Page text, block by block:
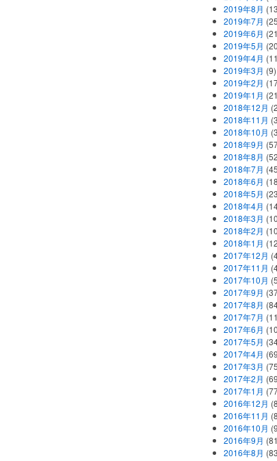
2019年8月
2019年7月
2019年6月
2019年5月
2019年4月
2019年3月 (9)
2019年2月
2019年1月
2018年12月
2018年11月
2018年10月
2018年9月
2018年8月
2018年7月
2018年6月
2018年5月
2018年4月
2018年3月
2018年2月
2018年1月
2017年12月
2017年11月
2017年10月
2017年9月
2017年8月
2017年7月
2017年6月
2017年5月
2017年4月
2017年3月
2017年2月
2017年1月
2016年12月
2016年11月
2016年10月
2016年9月
2016年8月